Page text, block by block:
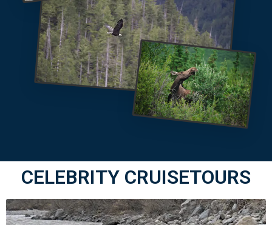
CELEBRITY CRUISETOURS